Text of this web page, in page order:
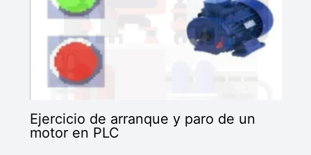
Ejercicio de arranque y paro de un
motor en PLC